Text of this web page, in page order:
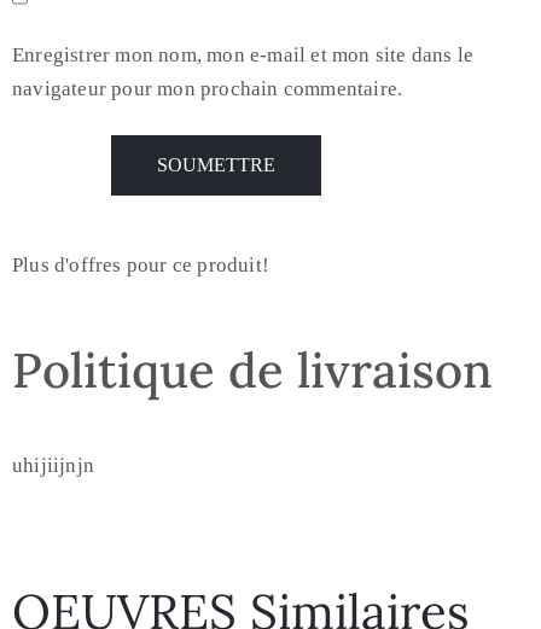
Enregistrer mon nom, mon e-mail et mon site dans le
navigateur pour mon prochain commentaire.
Plus d'offres pour ce produit!
Politique de livraison
uhijiijnjn
OEUVRES Similaires